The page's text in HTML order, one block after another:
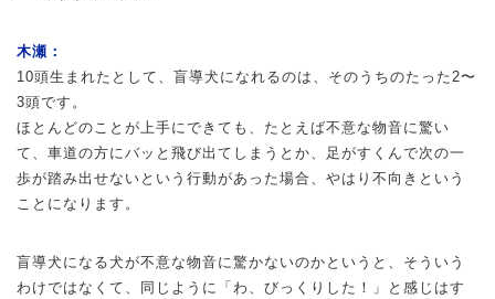
木瀬：
10頭生まれたとして、盲導犬になれるのは、そのうちのたった2〜
3頭です。
ほとんどのことが上手にできても、たとえば不意な物音に驚い
て、車道の方にバッと飛び出てしまうとか、足がすくんで次の一
歩が踏み出せないという行動があった場合、やはり不向きという
ことになります。
盲導犬になる犬が不意な物音に驚かないのかというと、そういう
わけではなくて、同じように「わ、びっくりした！」と感じはす